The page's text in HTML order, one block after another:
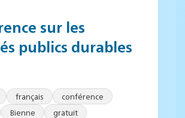
sur les
publics durables
français
conférence
Bienne gratuit